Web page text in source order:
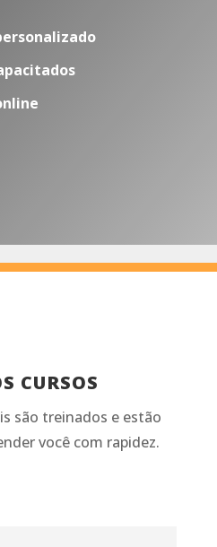
CURSOS
são treinados e estão
você com rapidez.